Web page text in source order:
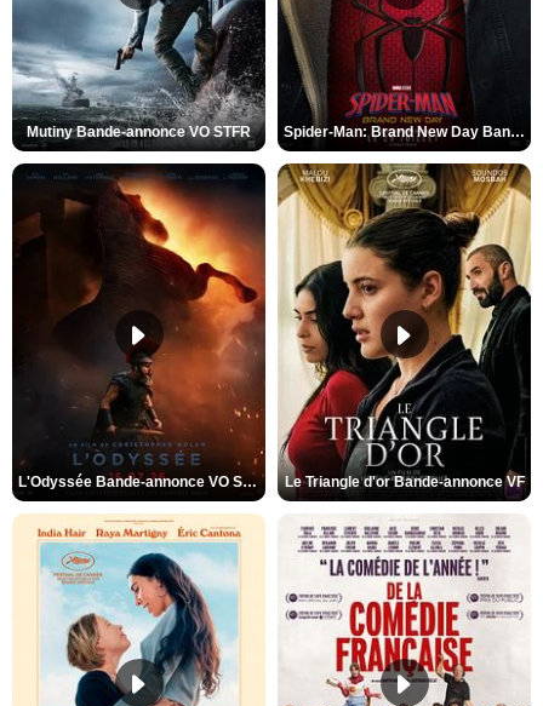
Mutiny Bande-annonce VO STFR Spider-Man: Brand New Day Bande-annonce VO STFR
L'Odyssée Bande-annonce VO STFR Le Triangle d'or Bande-annonce VF